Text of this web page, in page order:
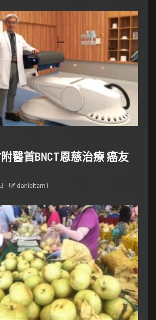
醫首BNCT恩慈治療 癌友
danieltarn1